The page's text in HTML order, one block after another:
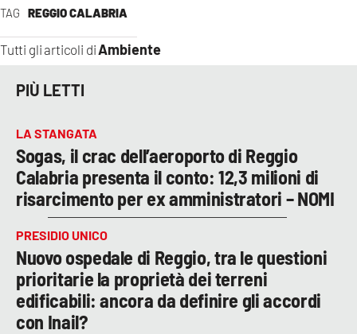
ILVIBONESE.IT
CATANZAROCHANNEL.IT
ANDROID
APPLE
TAG REGGIO CALABRIA
Tutti gli articoli diAmbiente
PIÙ LETTI
LA STANGATA
Sogas, il crac dell’aeroporto di Reggio
Calabria presenta il conto: 12,3 milioni di
risarcimento per ex amministratori – NOMI
PRESIDIO UNICO
Nuovo ospedale di Reggio, tra le questioni
prioritarie la proprietà dei terreni
edificabili: ancora da definire gli accordi
con Inail?